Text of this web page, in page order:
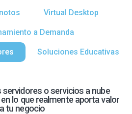
Virtual Desktop
a Demanda
Soluciones Educativas
o servicios a nube
lo que realmente aporta valor
a tu negocio